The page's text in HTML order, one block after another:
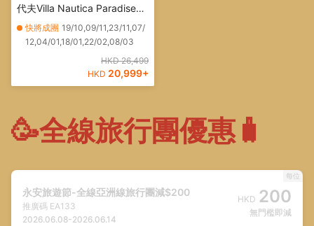
代夫Villa Nautica Paradise
Island Resort ~ Water Villa
(水中高腳屋) 天堂島度假村
快將成團 19/10,09/11,23/11,07/
12,04/01,18/01,22/02,08/03
HKD 26,499
HKD 20,999+
🥳全線旅行團優惠🧳
永安旅遊節-全線亞洲線旅行團減$200
推廣碼 EA133
2026.06.08-2026.06.14
HKD 200
無門檻即減
每位